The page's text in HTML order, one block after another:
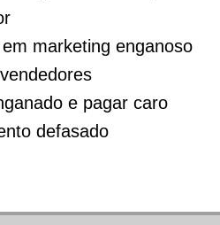
marketing enganoso
e pagar caro
defasado